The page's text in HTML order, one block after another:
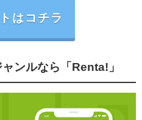
はコチラ
ンルなら「Renta!」